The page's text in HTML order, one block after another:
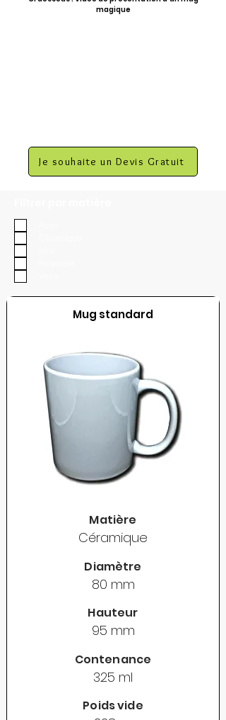
magique
Je souhaite un Devis Gratuit
Mug standard
Matière
Céramique
Diamètre
80 mm
Hauteur
95 mm
Contenance
325 ml
Poids vide